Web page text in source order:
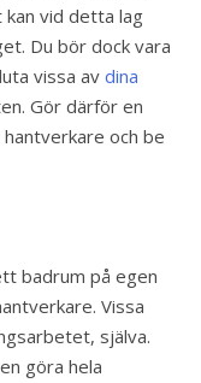
kan vid detta lag
Du bör dock vara
vissa av dina
Gör därför en
och be
badrum på egen
Vissa
själva.
göra hela